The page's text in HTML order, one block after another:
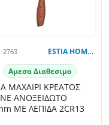
2763 ESTIA HOME ART
Αμεσα Διαθεσιμο
ΜΑΧΑΙΡΙ ΚΡΕΑΤΟΣ
ΑΝΟΞΕΙΔΩΤΟ
ΜΕ ΛΕΠΙΔΑ 2CR13